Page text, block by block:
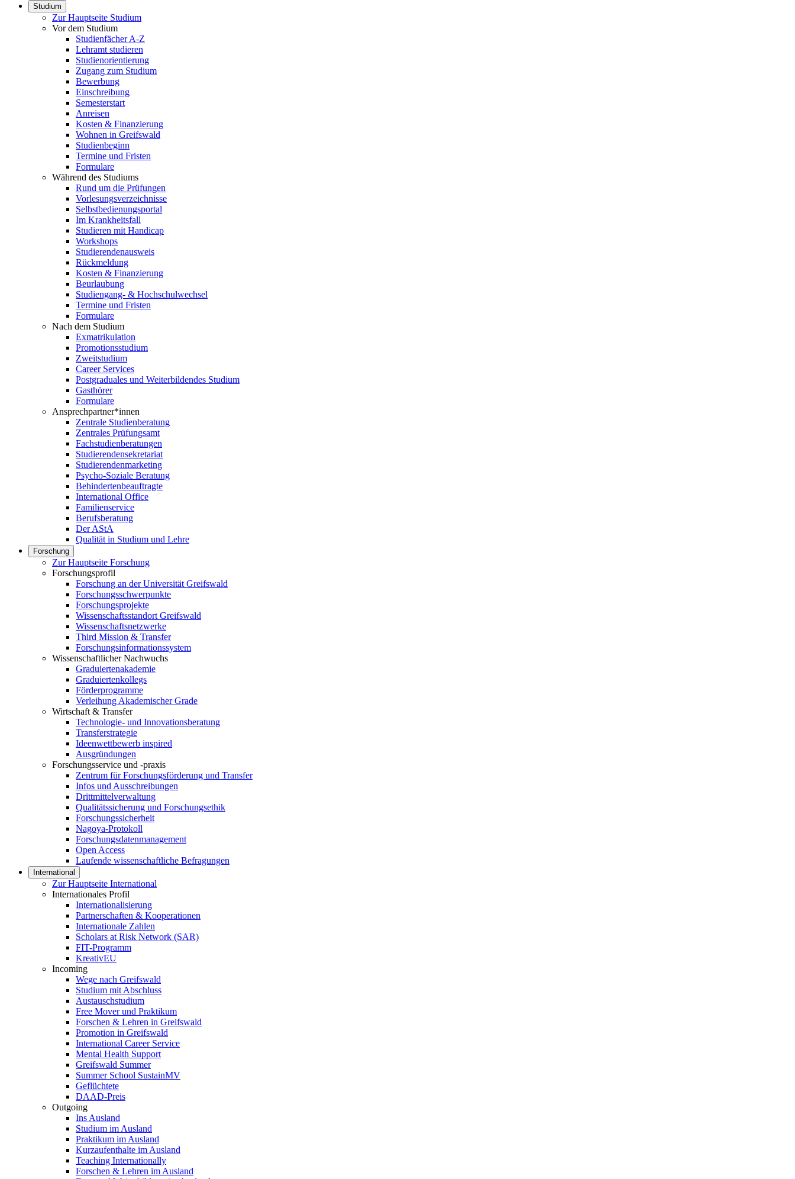
Studium
Zur Hauptseite Studium
Vor dem Studium
Studienfächer A-Z
Lehramt studieren
Studienorientierung
Zugang zum Studium
Bewerbung
Einschreibung
Semesterstart
Anreisen
Kosten & Finanzierung
Wohnen in Greifswald
Studienbeginn
Termine und Fristen
Formulare
Während des Studiums
Rund um die Prüfungen
Vorlesungsverzeichnisse
Selbstbedienungsportal
Im Krankheitsfall
Studieren mit Handicap
Workshops
Studierendenausweis
Rückmeldung
Kosten & Finanzierung
Beurlaubung
Studiengang- & Hochschulwechsel
Termine und Fristen
Formulare
Nach dem Studium
Exmatrikulation
Promotionsstudium
Zweitstudium
Career Services
Postgraduales und Weiterbildendes Studium
Gasthörer
Formulare
Ansprechpartner*innen
Zentrale Studienberatung
Zentrales Prüfungsamt
Fachstudienberatungen
Studierendensekretariat
Studierendenmarketing
Psycho-Soziale Beratung
Behindertenbeauftragte
International Office
Familienservice
Berufsberatung
Der AStA
Qualität in Studium und Lehre
Forschung
Zur Hauptseite Forschung
Forschungsprofil
Forschung an der Universität Greifswald
Forschungsschwerpunkte
Forschungsprojekte
Wissenschaftsstandort Greifswald
Wissenschaftsnetzwerke
Third Mission & Transfer
Forschungsinformationssystem
Wissenschaftlicher Nachwuchs
Graduiertenakademie
Graduiertenkollegs
Förderprogramme
Verleihung Akademischer Grade
Wirtschaft & Transfer
Technologie- und Innovationsberatung
Transferstrategie
Ideenwettbewerb inspired
Ausgründungen
Forschungsservice und -praxis
Zentrum für Forschungsförderung und Transfer
Infos und Ausschreibungen
Drittmittelverwaltung
Qualitätssicherung und Forschungsethik
Forschungssicherheit
Nagoya-Protokoll
Forschungsdatenmanagement
Open Access
Laufende wissenschaftliche Befragungen
International
Zur Hauptseite International
Internationales Profil
Internationalisierung
Partnerschaften & Kooperationen
Internationale Zahlen
Scholars at Risk Network (SAR)
FIT-Programm
KreativEU
Incoming
Wege nach Greifswald
Studium mit Abschluss
Austauschstudium
Free Mover und Praktikum
Forschen & Lehren in Greifswald
Promotion in Greifswald
International Career Service
Mental Health Support
Greifswald Summer
Summer School SustainMV
Geflüchtete
DAAD-Preis
Outgoing
Ins Ausland
Studium im Ausland
Praktikum im Ausland
Kurzaufenthalte im Ausland
Teaching Internationally
Forschen & Lehren im Ausland